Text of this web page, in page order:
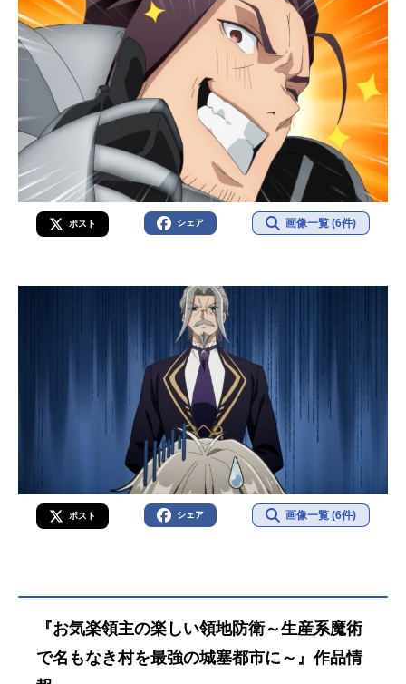
ポスト シェア 画像一覧 (6件)
ポスト シェア 画像一覧 (6件)
『お気楽領主の楽しい領地防衛～生産系魔術
で名もなき村を最強の城塞都市に～』作品情